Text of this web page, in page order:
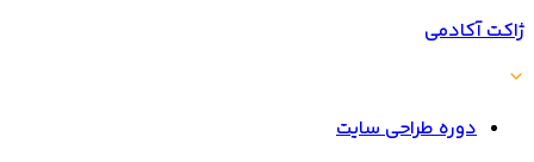
ژاکت آکادمی
دوره طراحی سایت